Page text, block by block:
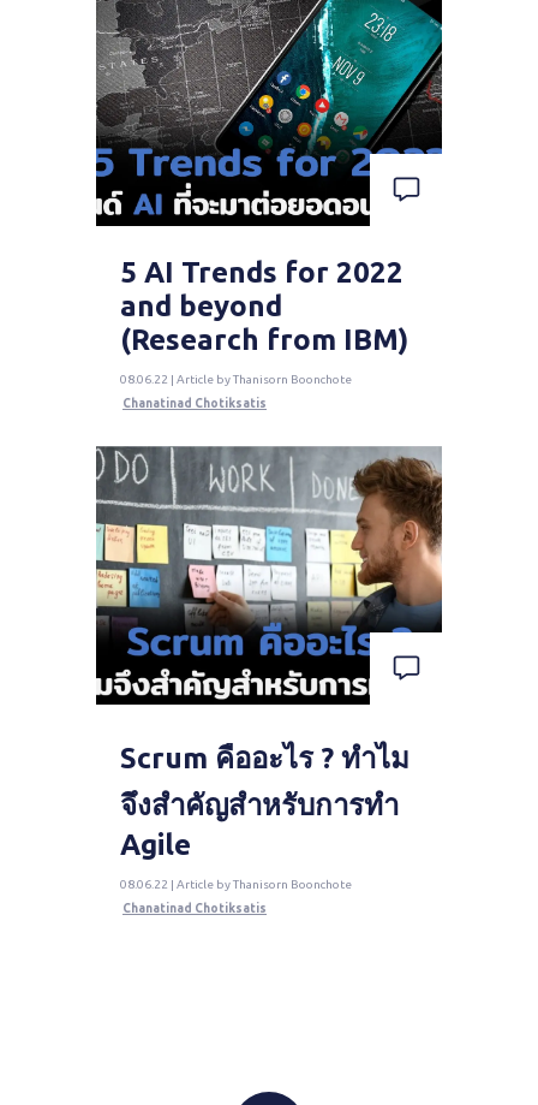
5 AI Trends for 2022
and beyond
(Research from IBM)
08.06.22 | Article by Thanisorn Boonchote
Chanatinad Chotiksatis
Scrum คืออะไร ? ทำไม
จึงสำคัญสำหรับการทำ
Agile
08.06.22 | Article by Thanisorn Boonchote
Chanatinad Chotiksatis